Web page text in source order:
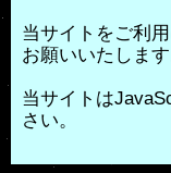
当サイトをご利
お願いいたします
当サイトは
さい。